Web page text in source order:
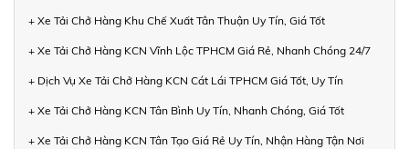
+ Xe Tải Chở Hàng Khu Chế Xuất Tân Thuận Uy Tín, Giá Tốt
+ Xe Tải Chở Hàng KCN Vĩnh Lộc TPHCM Giá Rẻ, Nhanh Chóng 24/7
+ Dịch Vụ Xe Tải Chở Hàng KCN Cát Lái TPHCM Giá Tốt, Uy Tín
+ Xe Tải Chở Hàng KCN Tân Bình Uy Tín, Nhanh Chóng, Giá Tốt
+ Xe Tải Chở Hàng KCN Tân Tạo Giá Rẻ Uy Tín, Nhận Hàng Tận Nơi